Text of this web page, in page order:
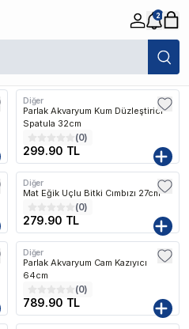
2
Diğer
Parlak Akvaryum Kum Düzleştirici
Spatula 32cm
(0)
299.90 TL
Diğer
Mat Eğik Uçlu Bitki Cımbızı 27cm
(0)
279.90 TL
Diğer
Parlak Akvaryum Cam Kazıyıcı
64cm
(0)
789.90 TL